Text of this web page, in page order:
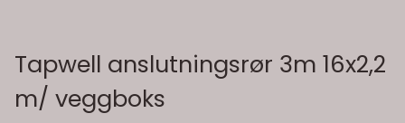
Tapwell anslutningsrør 3m 16x2,2
m/ veggboks